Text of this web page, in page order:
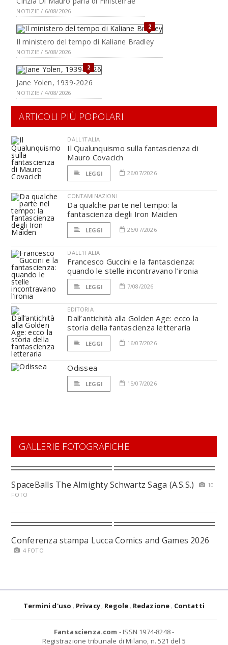
NOTIZIE / 6/08/2026
2
Il ministero del tempo di Kaliane Bradley
NOTIZIE / 5/08/2026
2
Jane Yolen, 1939-2026
NOTIZIE / 4/08/2026
ARTICOLI PIÙ POPOLARI
DALL'ITALIA
Il Qualunquismo sulla fantascienza di
Mauro Covacich
LEGGI 26/07/2026
CONTAMINAZIONI
Da qualche parte nel tempo: la
fantascienza degli Iron Maiden
LEGGI 26/07/2026
DALL'ITALIA
Francesco Guccini e la fantascienza:
quando le stelle incontravano l’ironia
LEGGI 7/08/2026
EDITORIA
Dall’antichità alla Golden Age: ecco la
storia della fantascienza letteraria
LEGGI 16/07/2026
Odissea
LEGGI 15/07/2026
GALLERIE FOTOGRAFICHE
SpaceBalls The Almighty Schwartz Saga (A.S.S.)
10
FOTO
Conferenza stampa Lucca Comics and Games 2026
4 FOTO
Termini d'uso Privacy Regole Redazione Contatti
Fantascienza.com - ISSN 1974-8248 -
Registrazione tribunale di Milano, n. 521 del 5